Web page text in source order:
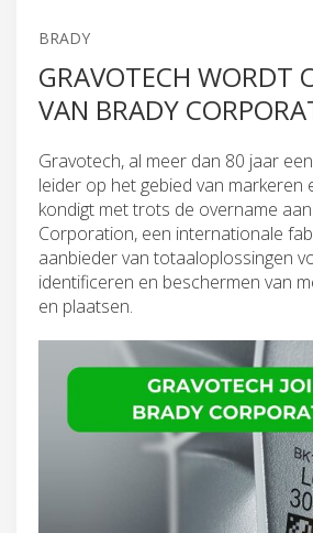
BRADY
GRAVOTECH WORDT
VAN BRADY
Gravotech, al meer dan 80 jaar
leider op het gebied van markeren
kondigt met trots de overname
Corporation, een internationale
aanbieder van totaaloplossingen
identificeren en beschermen van
en plaatsen.